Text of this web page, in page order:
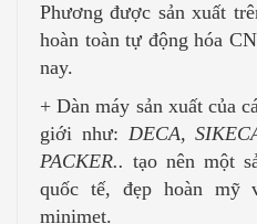
Phương được sản xuất
hoàn toàn tự động hóa
nay.
+ Dàn máy sản xuất của
giới như: DECA,
PACKER.. tạo nên một
quốc tế, đẹp hoàn mỹ
minimet.